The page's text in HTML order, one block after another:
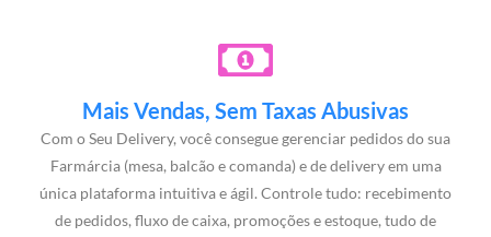
Mais Vendas, Sem Taxas Abusivas
Com o Seu Delivery, você consegue gerenciar pedidos do sua
Farmárcia (mesa, balcão e comanda) e de delivery em uma
única plataforma intuitiva e ágil. Controle tudo: recebimento
de pedidos, fluxo de caixa, promoções e estoque, tudo de